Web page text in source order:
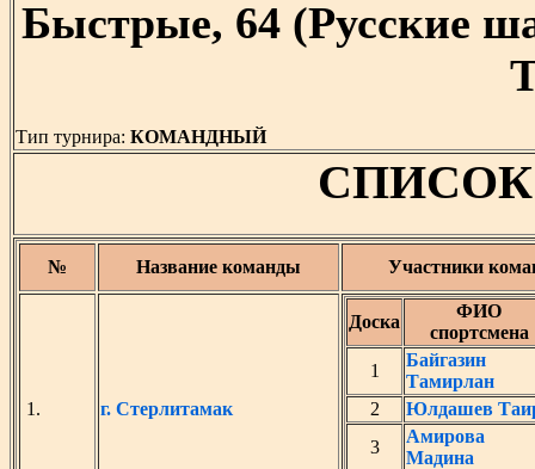
Быстрые, 64 (Русские
Тип турнира: КОМАНДНЫЙ
№ Название команды Участники
1. г. Стерлитамак
Доска
ФИО
спортсмена
1
Байгазин
Тамирлан
2
Юлдашев
3
Амирова
Мадина